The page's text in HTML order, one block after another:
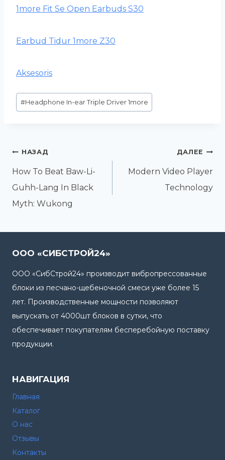
1more Fit Se Open Earbuds S30
Earbud Tidur 1more Z30
Aksesoris
Метки
записи:
#Headphone In-ear Triple Driver 1more
Навигация
по
записям
НАЗАД
How To Beat Baw-Li-
Guhh-Lang In Black
Myth: Wukong
ДАЛЕЕ
Modern Video Player
Technology
ООО «СИБСТРОЙ24»
ООО «СибСтрой24» производит вибропрессованные
блоки из песчано-щебеночной смеси уже более 15
лет. Производственные мощности позволяют
выпускать от 4000шт блоков в сутки, что
обеспечивает покупателям бесперебойную поставку
продукции.
НАВИГАЦИЯ
Главная
Каталог
О нас
Отзывы
Контакты